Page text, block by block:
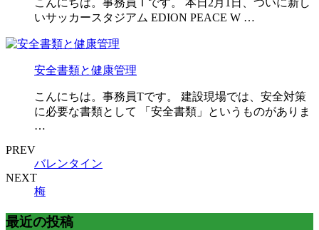
いサッカースタジアム EDION PEACE W …
安全書類と健康管理
こんにちは。事務員Tです。 建設現場では、安全対策
に必要な書類として 「安全書類」というものがありま
…
PREV
バレンタイン
NEXT
梅
最近の投稿